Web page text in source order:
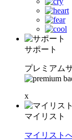
サポート
プレミアム
x
マイリスト
マイリスト